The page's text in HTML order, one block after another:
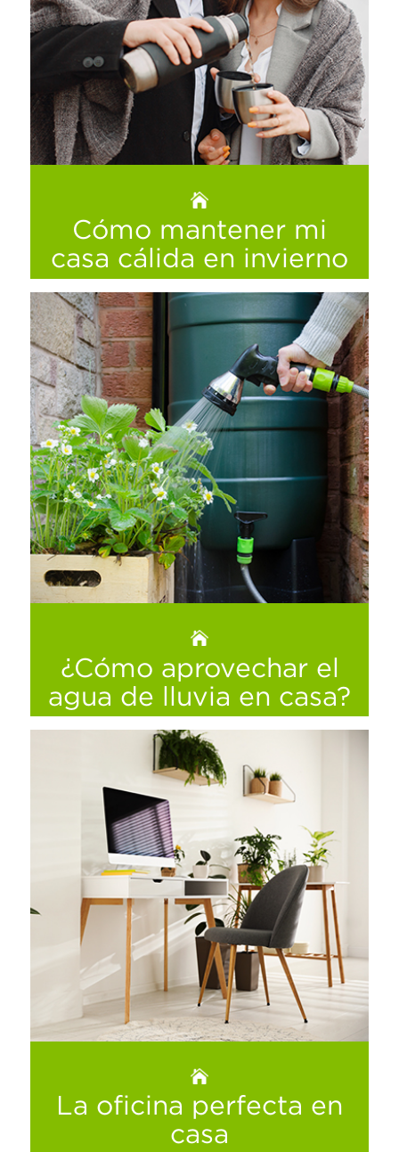
Los espacios al aire libre siempre se
disfrutan más con los muebles adecuados,
entérate de todo lo que necesitas para
hacer más armónico tu jardín con toda tu
familia…
Cómo mantener mi
casa cálida en invierno
¿Sabías que si en tu casa existen hoyos en
el piso, estos son filtros para que se cuele
el frío a tu casa? Te platicamos más y te
damos otros tips para mantener tu casa
Ver más
¿Cómo aprovechar el
agua de lluvia en casa?
El agua de lluvia es un regalo de la
naturaleza que nos invita a cuidar del agua
potable con la que contamos a nivel
mundial, estas son algunas maneras en las
Ver más
La oficina perfecta en
casa